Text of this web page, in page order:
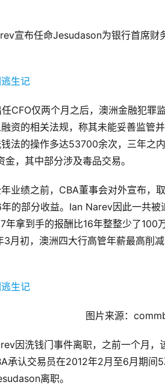
宣布任命Jesudason为银行首席财
CFO仅两个月之后，澳洲金融犯
资的相关法规，称其未能妥善监管
法的操作多达53700余次，三年之
，其中部分涉及毒品交易。
业绩之前，CBA董事会对外宣布，
的部分收益。Ian Narev因此一共
年拿到手的报酬比16年整整少了
3月初，澳洲四大行高管年薪最高削
图片来源：
因洗钱门事件离职，之前一个月
承认交易员在2012年2月至6月期
离职。